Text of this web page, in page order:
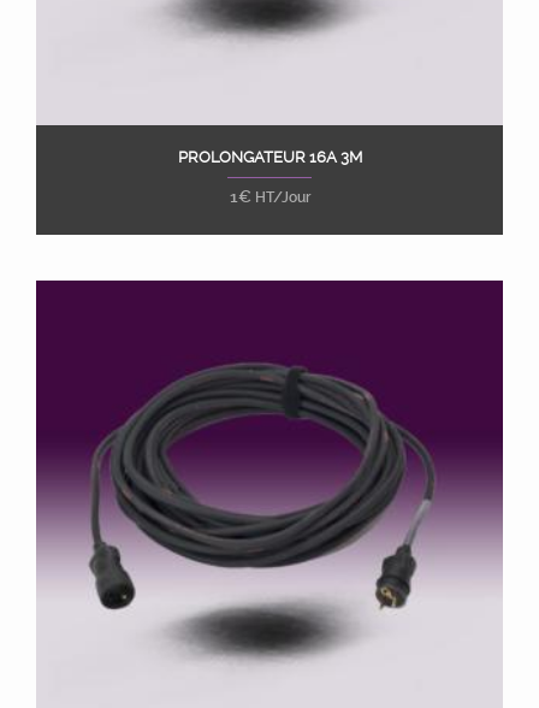
Ajouter au panier
PROLONGATEUR 16A 3M
1€ HT/Jour